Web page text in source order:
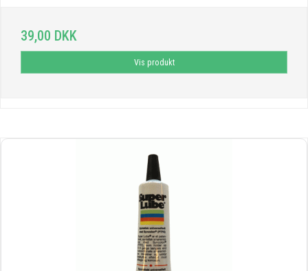
39,00 DKK
Vis produkt